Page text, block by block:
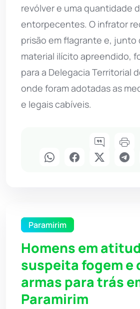
revólver e uma quantidade
entorpecentes. O infrator
prisão em flagrante e, junto
material ilícito apreendido,
para a Delegacia Territorial
onde foram adotadas as
e legais cabíveis.
Paramirim
Homens em
suspeita fogem e
armas para trás
Paramirim